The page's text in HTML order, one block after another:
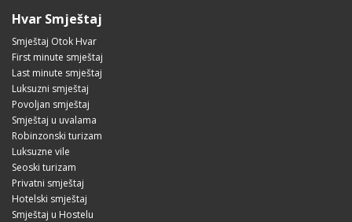
Hvar Smještaj
Smještaj Otok Hvar
First minute smještaj
Last minute smještaj
Luksuzni smještaj
Povoljan smještaj
Smještaj u uvalama
Robinzonski turizam
Luksuzne vile
Seoski turizam
Privatni smještaj
Hotelski smještaj
Smještaj u Hostelu